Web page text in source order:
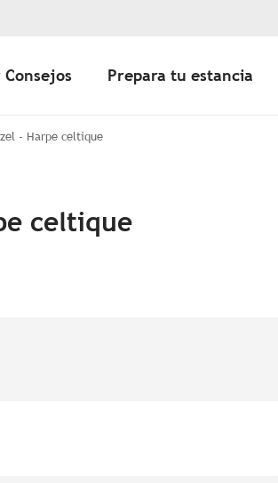
Consejos Prepara tu estancia
- Harpe celtique
celtique